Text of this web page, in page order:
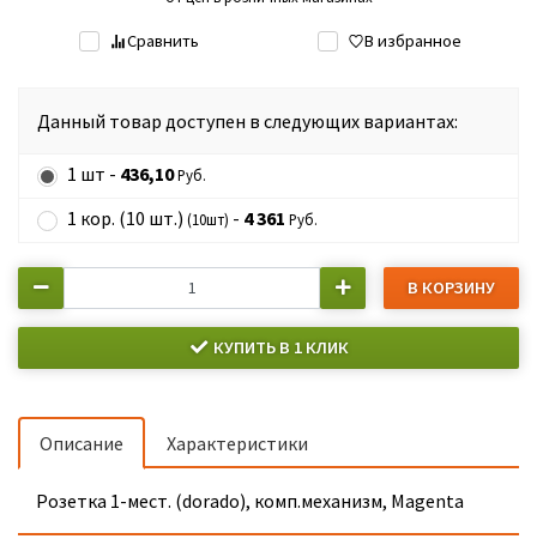
Сравнить В избранное
Данный товар доступен в следующих вариантах:
1 шт - 436,10Руб.
1 кор. (10 шт.) (10шт) - 4 361 Руб.
В КОРЗИНУ
КУПИТЬ В 1 КЛИК
Описание Характеристики
Розетка 1-мест. (dorado), комп.механизм, Magenta